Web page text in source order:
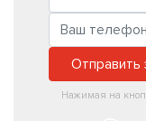
Отправить
Нажимая на